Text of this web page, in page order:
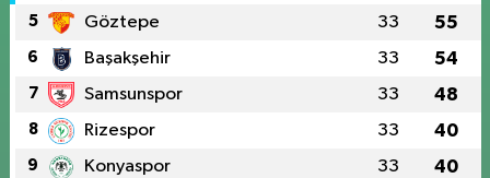
5 Göztepe 33 55
6 Başakşehir 33 54
7 Samsunspor 33 48
8 Rizespor 33 40
9 Konyaspor 33 40